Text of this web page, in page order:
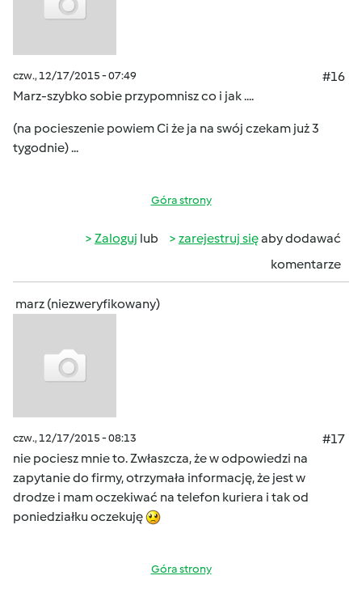
czw., 12/17/2015 - 07:49
#16
Marz-szybko sobie przypomnisz co i jak ....
(na pocieszenie powiem Ci że ja na swój czekam już 3
tygodnie) ...
Góra strony
Zaloguj lub zarejestruj sięaby dodawać
komentarze
marz (niezweryfikowany)
czw., 12/17/2015 - 08:13
#17
nie pociesz mnie to. Zwłaszcza, że w odpowiedzi na
zapytanie do firmy, otrzymała informację, że jest w
drodze i mam oczekiwać na telefon kuriera i tak od
poniedziałku oczekuję
Góra strony